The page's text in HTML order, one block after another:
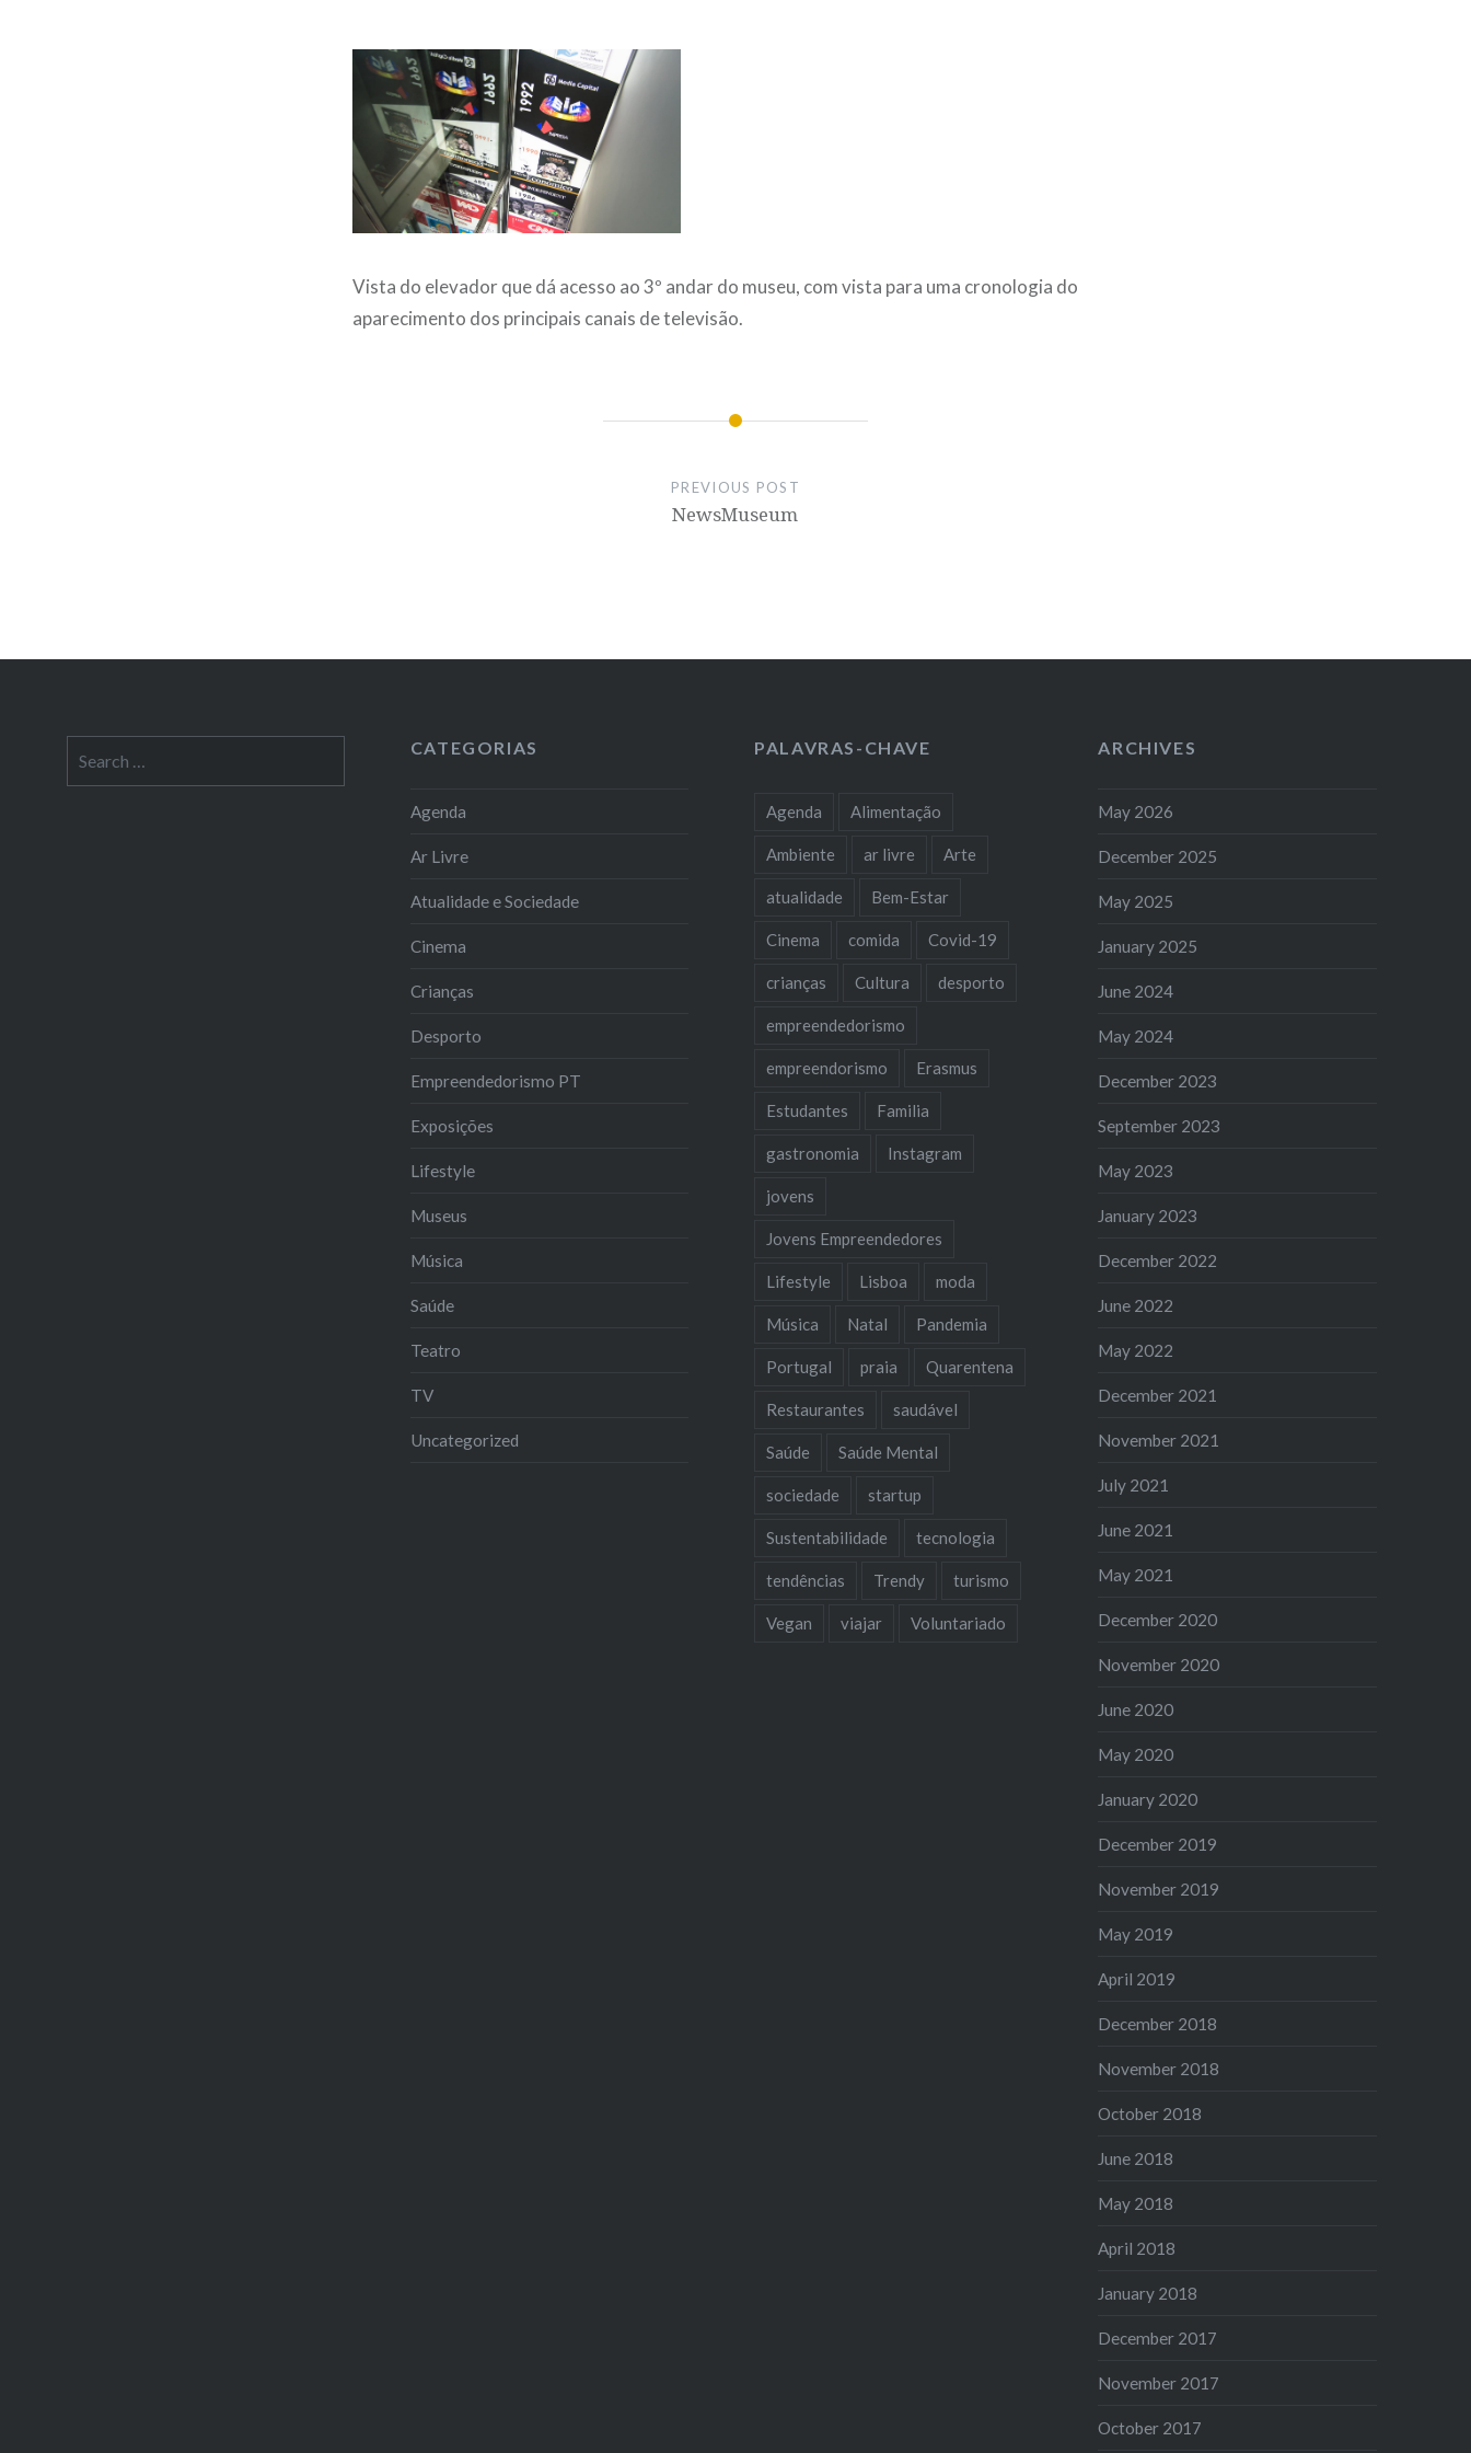
Vista do elevador que dá acesso ao 3º andar do museu, com vista para uma cronologia do
aparecimento dos principais canais de televisão.
PREVIOUS POST
NewsMuseum
for:
CATEGORIAS
Agenda
Ar Livre
Atualidade e Sociedade
Cinema
Crianças
Desporto
Empreendedorismo PT
Exposições
Lifestyle
Museus
Música
Saúde
Teatro
TV
Uncategorized
PALAVRAS-CHAVE
Agenda Alimentação
Ambiente ar livre Arte
atualidade Bem-Estar
Cinema comida Covid-19
crianças Cultura desporto
empreendedorismo
empreendorismo Erasmus
Estudantes Familia
gastronomia Instagram
jovens
Jovens Empreendedores
Lifestyle Lisboa moda
Música Natal Pandemia
Portugal praia Quarentena
Restaurantes saudável
Saúde Saúde Mental
sociedade startup
Sustentabilidade tecnologia
tendências Trendy turismo
Vegan viajar Voluntariado
ARCHIVES
May 2026
December 2025
May 2025
January 2025
June 2024
May 2024
December 2023
September 2023
May 2023
January 2023
December 2022
June 2022
May 2022
December 2021
November 2021
July 2021
June 2021
May 2021
December 2020
November 2020
June 2020
May 2020
January 2020
December 2019
November 2019
May 2019
April 2019
December 2018
November 2018
October 2018
June 2018
May 2018
April 2018
January 2018
December 2017
November 2017
October 2017